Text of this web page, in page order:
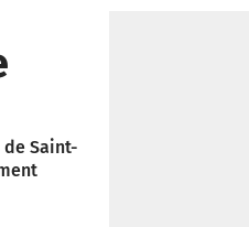
Saint-